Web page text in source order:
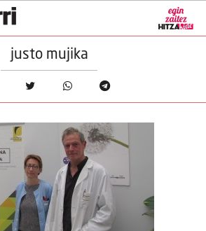
justo mujika